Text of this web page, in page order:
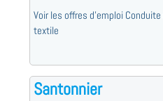
Voir les offres d'emploi
textile
Santonnier